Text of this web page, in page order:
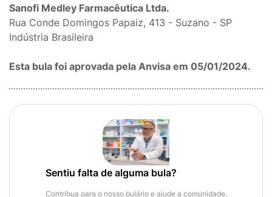
Sanofi Medley Farmacêutica Ltda.
Rua Conde Domingos Papaiz, 413 - Suzano - SP
Indústria Brasileira
Esta bula foi aprovada pela Anvisa em 05/01/2024.
Sentiu falta de alguma bula?
Contribua para o nosso bulário e ajude a comunidade.